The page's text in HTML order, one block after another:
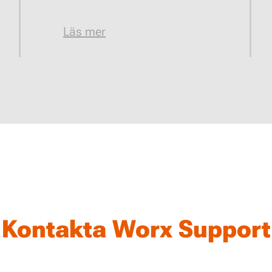
Läs mer
Kontakta Worx Support